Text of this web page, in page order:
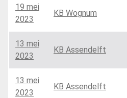
19 mei
2023
KB Wognum
13 mei
2023
KB Assendelft
13 mei
2023
KB Assendelft